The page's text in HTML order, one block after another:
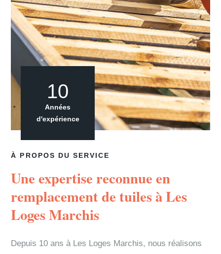
À PROPOS DU SERVICE
Une expertise reconnue en
remplacement de tuiles à Les
Loges Marchis
Depuis 10 ans à Les Loges Marchis, nous réalisons
10
Années
d'expérience